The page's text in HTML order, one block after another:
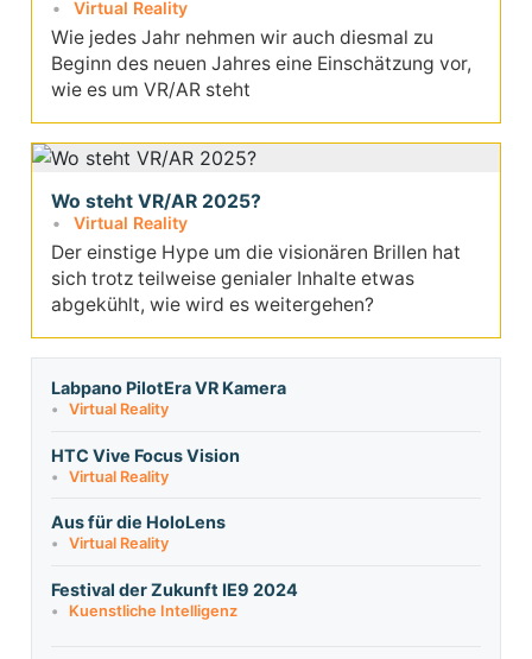
Virtual Reality
Wie jedes Jahr nehmen wir auch diesmal zu
Beginn des neuen Jahres eine Einschätzung vor,
wie es um VR/AR steht
Wo steht VR/AR 2025?
Virtual Reality
Der einstige Hype um die visionären Brillen hat
sich trotz teilweise genialer Inhalte etwas
abgekühlt, wie wird es weitergehen?
Labpano PilotEra VR Kamera
Virtual Reality
HTC Vive Focus Vision
Virtual Reality
Aus für die HoloLens
Virtual Reality
Festival der Zukunft IE9 2024
Kuenstliche Intelligenz